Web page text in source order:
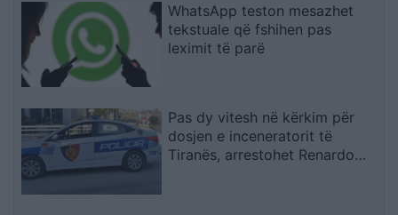
WhatsApp teston mesazhet
tekstuale që fshihen pas
leximit të parë
Pas dy vitesh në kërkim për
dosjen e inceneratorit të
Tiranës, arrestohet Renardo